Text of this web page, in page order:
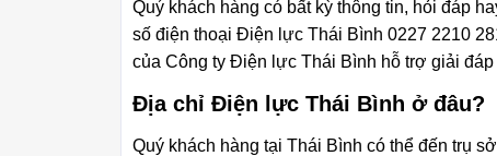
Quý khách hàng có bất kỳ thông tin, hỏi đáp
số điện thoại Điện lực Thái Bình 0227 2210
của Công ty Điện lực Thái Bình hỗ trợ giải
Địa chỉ Điện lực Thái Bình ở đâu?
Quý khách hàng tại Thái Bình có thể đến trụ